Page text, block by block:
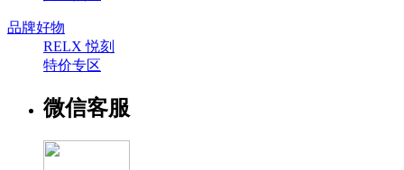
品牌好物
RELX 悦刻
特价专区
微信客服